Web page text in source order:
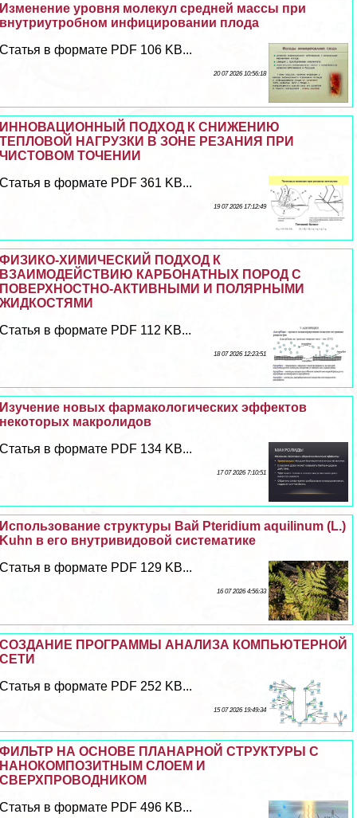
Изменение уровня молекул средней массы при
внутриутробном инфицировании плода
Статья в формате PDF 106 KB...
20 07 2026 10:56:18
ИННОВАЦИОННЫЙ ПОДХОД К СНИЖЕНИЮ
ТЕПЛОВОЙ НАГРУЗКИ В ЗОНЕ РЕЗАНИЯ ПРИ
ЧИСТОВОМ ТОЧЕНИИ
Статья в формате PDF 361 KB...
19 07 2026 17:12:49
ФИЗИКО-ХИМИЧЕСКИЙ ПОДХОД К
ВЗАИМОДЕЙСТВИЮ КАРБОНАТНЫХ ПОРОД С
ПОВЕРХНОСТНО-АКТИВНЫМИ И ПОЛЯРНЫМИ
ЖИДКОСТЯМИ
Статья в формате PDF 112 KB...
18 07 2026 12:23:51
Изучение новых фармакологических эффектов
некоторых макролидов
Статья в формате PDF 134 KB...
17 07 2026 7:10:51
Использование структуры Вай Pteridium aquilinum (L.)
Kuhn в его внутривидовой систематике
Статья в формате PDF 129 KB...
16 07 2026 4:56:33
СОЗДАНИЕ ПРОГРАММЫ АНАЛИЗА КОМПЬЮТЕРНОЙ
СЕТИ
Статья в формате PDF 252 KB...
15 07 2026 19:49:34
ФИЛЬТР НА ОСНОВЕ ПЛАНАРНОЙ СТРУКТУРЫ С
НАНОКОМПОЗИТНЫМ СЛОЕМ И
СВЕРХПРОВОДНИКОМ
Статья в формате PDF 496 KB...